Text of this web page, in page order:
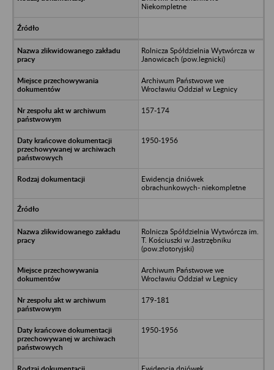
Niekompletne
Rolnicza Spółdzielnia Wytwórcza w
Janowicach (pow.legnicki)
Archiwum Państwowe we
Wrocławiu Oddział w Legnicy
157-174
1950-1956
Ewidencja dniówek
obrachunkowych- niekompletne
Rolnicza Spółdzielnia Wytwórcza im.
T. Kościuszki w Jastrzębniku
(pow.złotoryjski)
Archiwum Państwowe we
Wrocławiu Oddział w Legnicy
179-181
1950-1956